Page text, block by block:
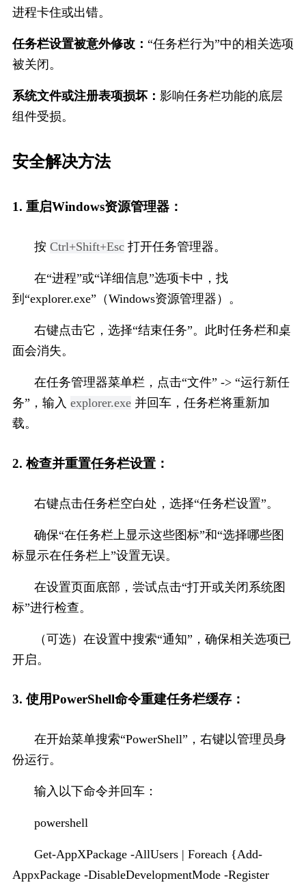
进程卡住或出错。
任务栏设置被意外修改： “任务栏行为”中的相关选项
被关闭。
系统文件或注册表项损坏： 影响任务栏功能的底层
组件受损。
安全解决方法
1. 重启Windows资源管理器：
按 Ctrl+Shift+Esc 打开任务管理器。
在“进程”或“详细信息”选项卡中，找
到“explorer.exe”（Windows资源管理器）。
右键点击它，选择“结束任务”。此时任务栏和桌
面会消失。
在任务管理器菜单栏，点击“文件” -> “运行新任
务”，输入 explorer.exe 并回车，任务栏将重新加
载。
2. 检查并重置任务栏设置：
右键点击任务栏空白处，选择“任务栏设置”。
确保“在任务栏上显示这些图标”和“选择哪些图
标显示在任务栏上”设置无误。
在设置页面底部，尝试点击“打开或关闭系统图
标”进行检查。
（可选）在设置中搜索“通知”，确保相关选项已
开启。
3. 使用PowerShell命令重建任务栏缓存：
在开始菜单搜索“PowerShell”，右键以管理员身
份运行。
输入以下命令并回车：
powershell
Get-AppXPackage -AllUsers | Foreach {Add-
AppxPackage -DisableDevelopmentMode -Register